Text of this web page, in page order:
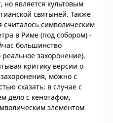
но является культовым
святыней. Также
считалось символическим
в Риме (под собором) -
большинство
реальное захоронение).
критику версии о
можно с
сказать: в случае с
дело с кенотафом,
элементом